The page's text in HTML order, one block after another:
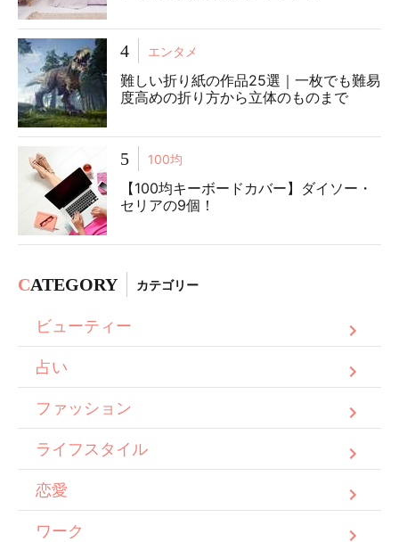
4 エンタメ
難しい折り紙の作品25選｜一枚でも難易
度高めの折り方から立体のものまで
5 100均
【100均キーボードカバー】ダイソー・
セリアの9個！
CATEGORY カテゴリー
ビューティー
占い
ファッション
ライフスタイル
恋愛
ワーク